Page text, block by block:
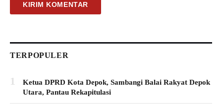
TERPOPULER
1
Ketua DPRD Kota Depok, Sambangi Balai Rakyat Depok
Utara, Pantau Rekapitulasi